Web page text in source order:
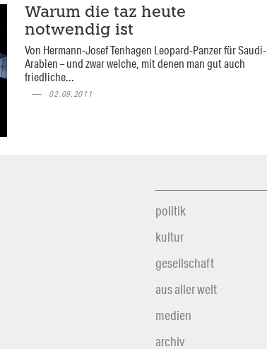
Warum die taz heute
notwendig ist
Von Hermann-Josef Tenhagen Leopard-Panzer für Saudi-
Arabien – und zwar welche, mit denen man gut auch
friedliche...
02.09.2011
politik
kultur
gesellschaft
aus aller welt
medien
archiv